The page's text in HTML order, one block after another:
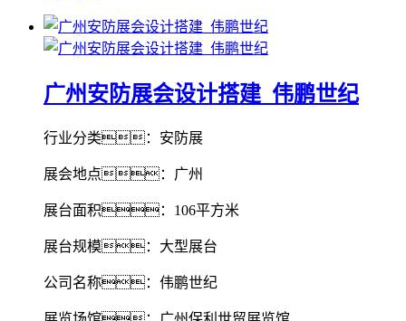
广州安防展会设计搭建_伟鹏世纪
行业分类：安防展
展会地点：广州
展台面积：106平方米
展台规模：大型展台
公司名称：伟鹏世纪